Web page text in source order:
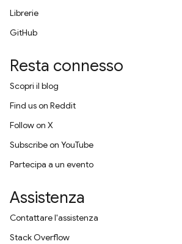
Librerie
GitHub
Resta connesso
Scopri il blog
Find us on Reddit
Follow on X
Subscribe on YouTube
Partecipa a un evento
Assistenza
Contattare l'assistenza
Stack Overflow